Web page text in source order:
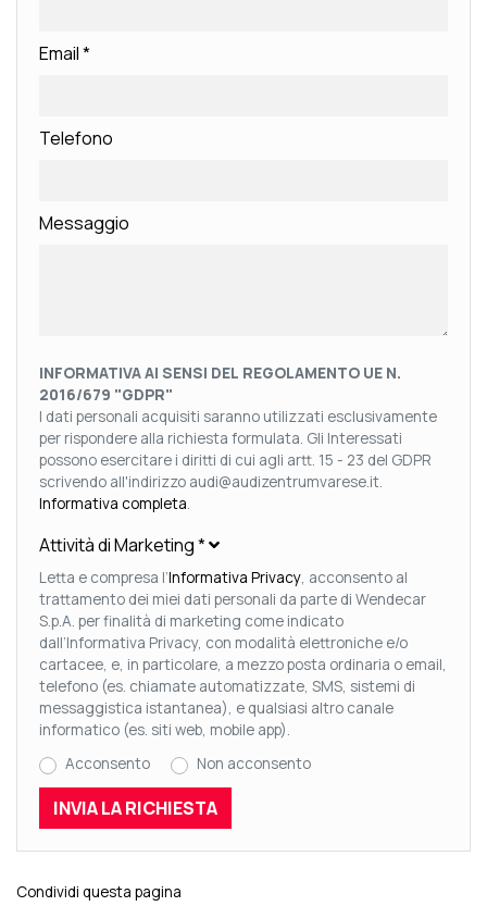
Email*
Telefono
Messaggio
INFORMATIVA AI SENSI DEL REGOLAMENTO UE N.
2016/679 "GDPR"
I dati personali acquisiti saranno utilizzati esclusivamente
per rispondere alla richiesta formulata. Gli Interessati
possono esercitare i diritti di cui agli artt. 15 - 23 del GDPR
scrivendo all'indirizzo audi@audizentrumvarese.it.
Informativa completa.
Attività di Marketing*
Letta e compresa l’Informativa Privacy, acconsento al
trattamento dei miei dati personali da parte di Wendecar
S.p.A. per finalità di marketing come indicato
dall’Informativa Privacy, con modalità elettroniche e/o
cartacee, e, in particolare, a mezzo posta ordinaria o email,
telefono (es. chiamate automatizzate, SMS, sistemi di
messaggistica istantanea), e qualsiasi altro canale
informatico (es. siti web, mobile app).
Acconsento
Non acconsento
Condividi questa pagina